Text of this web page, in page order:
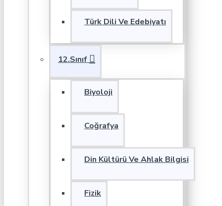
Türk Dili Ve Edebiyatı
12.Sınıf
Biyoloji
Coğrafya
Din Kültürü Ve Ahlak Bilgisi
Fizik